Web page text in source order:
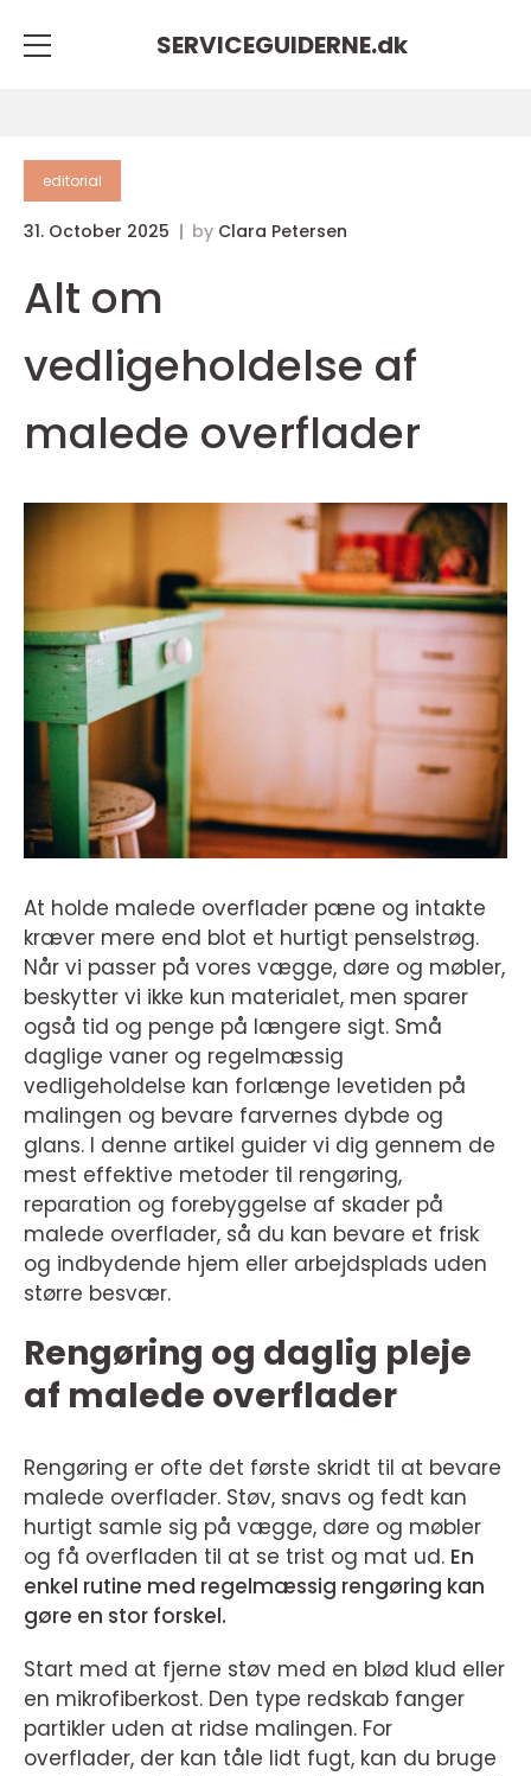
SERVICEGUIDERNE.dk
editorial
31. October 2025 by Clara Petersen
Alt om
vedligeholdelse af
malede overflader
At holde malede overflader pæne og intakte
kræver mere end blot et hurtigt penselstrøg.
Når vi passer på vores vægge, døre og møbler,
beskytter vi ikke kun materialet, men sparer
også tid og penge på længere sigt. Små
daglige vaner og regelmæssig
vedligeholdelse kan forlænge levetiden på
malingen og bevare farvernes dybde og
glans. I denne artikel guider vi dig gennem de
mest effektive metoder til rengøring,
reparation og forebyggelse af skader på
malede overflader, så du kan bevare et frisk
og indbydende hjem eller arbejdsplads uden
større besvær.
Rengøring og daglig pleje
af malede overflader
Rengøring er ofte det første skridt til at bevare
malede overflader. Støv, snavs og fedt kan
hurtigt samle sig på vægge, døre og møbler
og få overfladen til at se trist og mat ud. En
enkel rutine med regelmæssig rengøring kan
gøre en stor forskel.
Start med at fjerne støv med en blød klud eller
en mikrofiberkost. Den type redskab fanger
partikler uden at ridse malingen. For
overflader, der kan tåle lidt fugt, kan du bruge